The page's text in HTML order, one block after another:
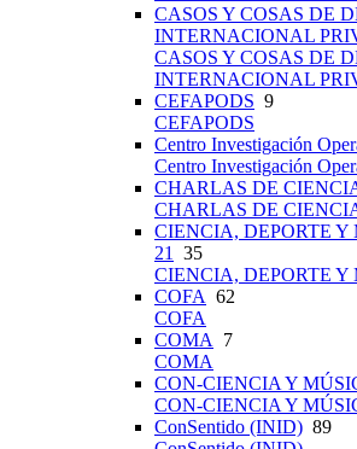
CASOS Y COSAS DE
INTERNACIONAL
CASOS Y COSAS DE
INTERNACIONAL
CEFAPODS 9
CEFAPODS
Centro Investigación
Centro Investigación
CHARLAS DE
CHARLAS DE
CIENCIA, DEPORTE
21
35
CIENCIA, DEPORTE Y
COFA 62
COFA
COMA
7
COMA
CON-CIENCIA Y
CON-CIENCIA Y
ConSentido (INID) 89